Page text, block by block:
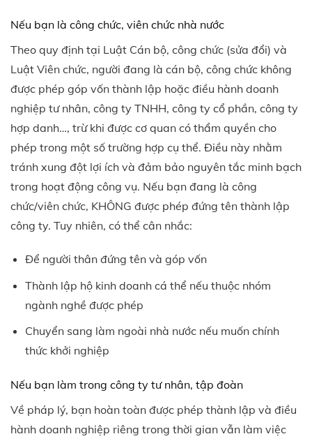
Nếu bạn là công chức, viên chức nhà nước
Theo quy định tại Luật Cán bộ, công chức (sửa đổi) và
Luật Viên chức, người đang là cán bộ, công chức không
được phép góp vốn thành lập hoặc điều hành doanh
nghiệp tư nhân, công ty TNHH, công ty cổ phần, công ty
hợp danh…, trừ khi được cơ quan có thẩm quyền cho
phép trong một số trường hợp cụ thể. Điều này nhằm
tránh xung đột lợi ích và đảm bảo nguyên tắc minh bạch
trong hoạt động công vụ. Nếu bạn đang là công
chức/viên chức, KHÔNG được phép đứng tên thành lập
công ty. Tuy nhiên, có thể cân nhắc:
Để người thân đứng tên và góp vốn
Thành lập hộ kinh doanh cá thể nếu thuộc nhóm
ngành nghề được phép
Chuyển sang làm ngoài nhà nước nếu muốn chính
thức khởi nghiệp
Nếu bạn làm trong công ty tư nhân, tập đoàn
Về pháp lý, bạn hoàn toàn được phép thành lập và điều
hành doanh nghiệp riêng trong thời gian vẫn làm việc